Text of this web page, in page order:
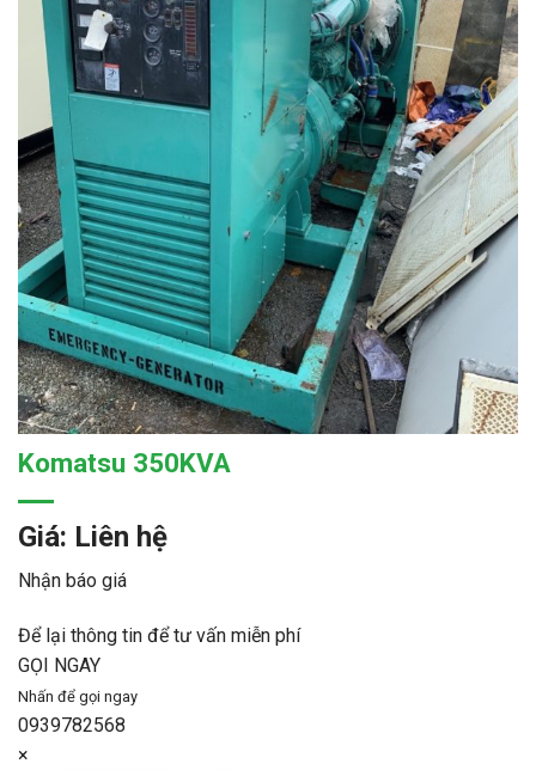
Komatsu 350KVA
Giá: Liên hệ
Nhận báo giá
Để lại thông tin để tư vấn miễn phí
GỌI NGAY
Nhấn để gọi ngay
0939782568
×